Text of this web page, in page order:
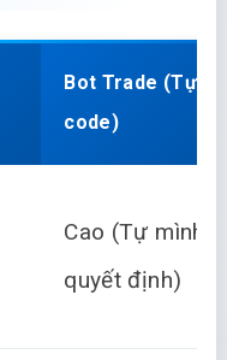
Bot Trade (Tự
code)
Cao (Tự mình
quyết định)